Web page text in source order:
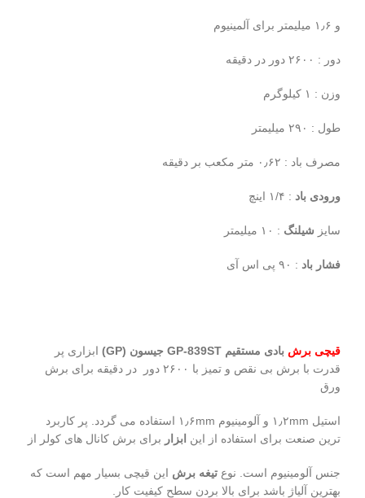
و ۱٫۶ میلیمتر برای آلمینیوم
دور : ۲۶۰۰ دور در دقیقه
وزن : ۱ کیلوگرم
طول : ۲۹۰ میلیمتر
مصرف باد : ۰٫۶۲ متر مکعب بر دقیقه
ورودی باد : ۱/۴ اینچ
سایز شیلنگ : ۱۰ میلیمتر
فشار باد : ۹۰ پی اس آی
قیچی برش بادی مستقیم GP-839ST جیسون (GP)
ابزاری پر
قدرت با برش بی نقص و تمیز با ۲۶۰۰ دور در دقیقه برای برش
ورق
استیل ۱٫۲mm و آلومینیوم ۱٫۶mm استفاده می گردد. پر کاربرد
ترین صنعت برای استفاده از این ابزار برای برش کانال های کولر از
جنس آلومینیوم است. نوع تیغه برش این قیچی بسیار مهم است که
بهترین آلیاژ باشد برای بالا بردن سطح کیفیت کار.